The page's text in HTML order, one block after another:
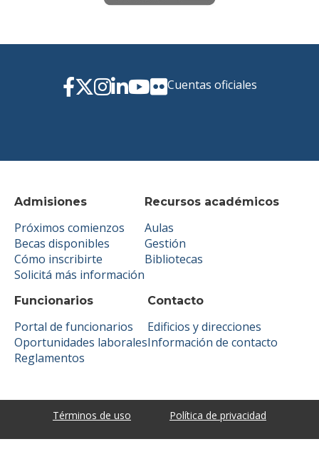
Admisiones
Próximos comienzos
Becas disponibles
Cómo inscribirte
Solicitá más información
Recursos académicos
Aulas
Gestión
Bibliotecas
Funcionarios
Portal de funcionarios
Oportunidades laborales
Reglamentos
Contacto
Edificios y direcciones
Información de contacto
Cuentas oficiales
Términos de uso Política de privacidad